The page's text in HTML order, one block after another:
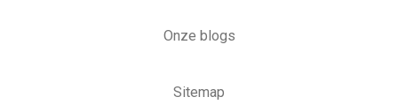
Onze blogs
Sitemap